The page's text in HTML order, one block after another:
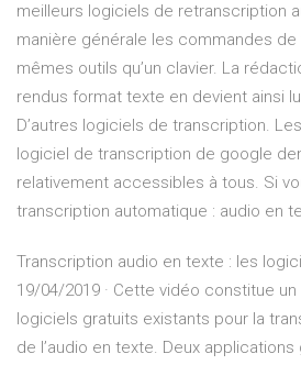
meilleurs logiciels de retranscription
manière générale les commandes
mêmes outils qu’un clavier. La
rendus format texte en devient ainsi
D’autres logiciels de transcription.
logiciel de transcription de google
relativement accessibles à tous. Si
transcription automatique : audio en
Transcription audio en texte : les
19/04/2019 · Cette vidéo constitue
logiciels gratuits existants pour la
de l’audio en texte. Deux